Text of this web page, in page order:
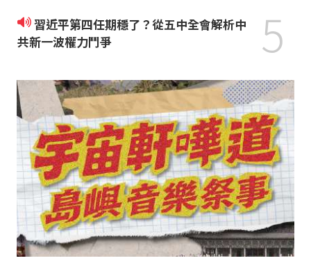
習近平第四任期穩了？從五中全會解析中
共新一波權力鬥爭
5